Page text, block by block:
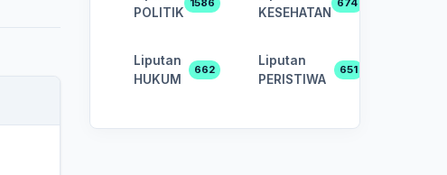
POLITIK
1586
KESEHATAN
674
Liputan
HUKUM
662
Liputan
PERISTIWA
651